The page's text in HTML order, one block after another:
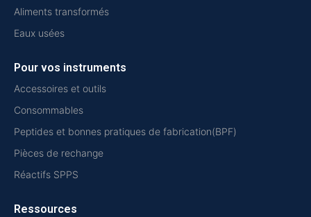
Aliments transformés
Eaux usées
Pour vos instruments
Accessoires et outils
Consommables
Peptides et bonnes pratiques de fabrication(BPF)
Pièces de rechange
Réactifs SPPS
Ressources